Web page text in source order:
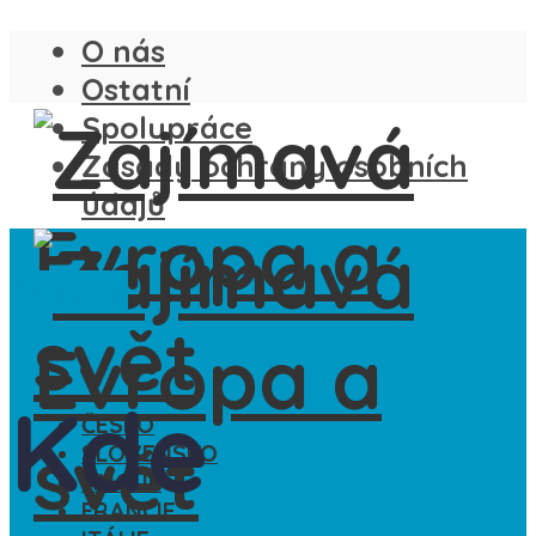
O nás
Ostatní
Spolupráce
Zásady ochrany osobních
údajů
ČESKO
SLOVENSKO
ANGLIE
FRANCIE
Kde